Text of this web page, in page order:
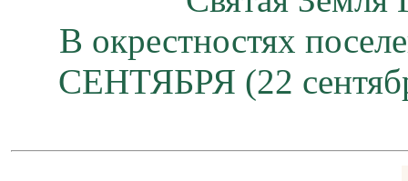
В окрестностях
СЕНТЯБРЯ (22